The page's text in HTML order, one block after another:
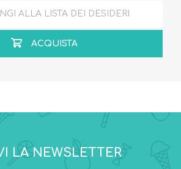
ALLA LISTA DEI DESIDERI
ACQUISTA
LA NEWSLETTER